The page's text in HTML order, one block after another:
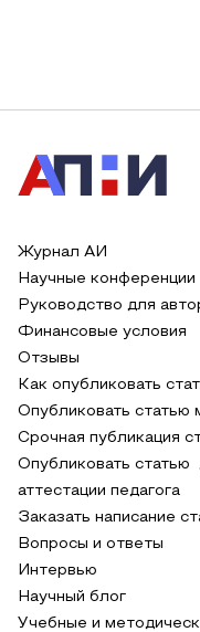
Журнал АИ
Научные конференции
Руководство для
Финансовые условия
Отзывы
Как опубликовать
Опубликовать статью
Срочная публикация
Опубликовать статью
аттестации педагога
Заказать написание
Вопросы и ответы
Интервью
Научный блог
Учебные и